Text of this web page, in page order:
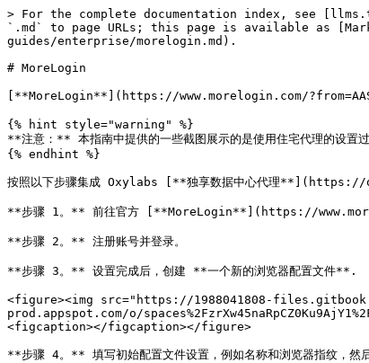
> For the complete documentation index, see
`.md` to page URLs; this page is available as
guides/enterprise/morelogin.md).
# MoreLogin
​[**MoreLogin**](https://www.morelogin.com/
{% hint style="warning" %}
**注意：** 本指南中提供的一些截图展示的是使用住宅代理的设置
{% endhint %}
按照以下步骤集成 Oxylabs [**独享数据中心代理
**步骤 1。** 前往官方 [**MoreLogin**](https://
**步骤 2。** 注册账号并登录。
**步骤 3。** 设置完成后，创建 **一个新的浏览器配置文件**.
<figure><img src="https://1988041808-
prod.appspot.com/o/
<figcaption></figcaption></figure>
**步骤 4。** 填写初始配置文件设置，例如名称和浏览器指纹，